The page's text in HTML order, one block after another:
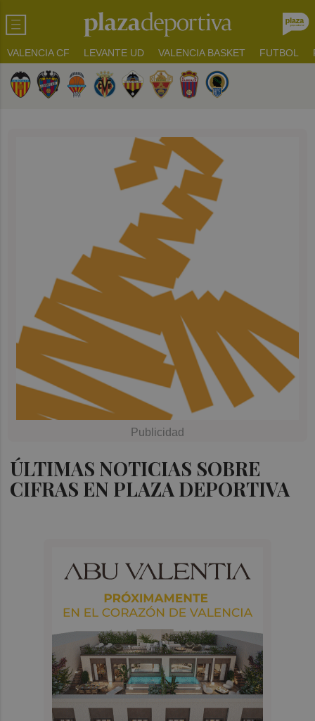
VALENCIA CF LEVANTE UD VALENCIA BASKET FUTBOL
ÚLTIMAS NOTICIAS SOBRE
CIFRAS EN PLAZA DEPORTIVA